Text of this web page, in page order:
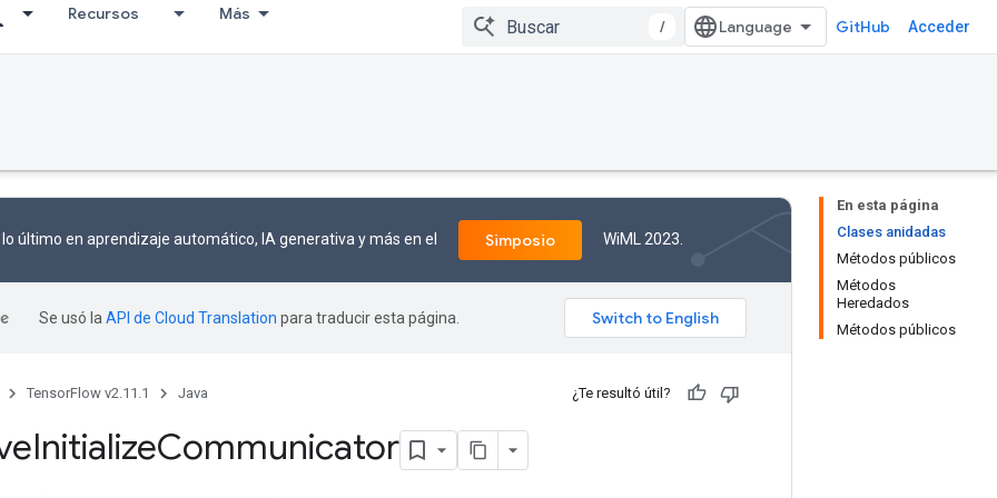
Recursos Más
/ GitHub Acceder
En esta página
Clases anidadas
Métodos públicos
Métodos
Heredados
Métodos públicos
último en aprendizaje automático, IA generativa y más en el Simposio WiML 2023.
Se usó la API de Cloud Translation para traducir esta página.
TensorFlow v2.11.1 Java ¿Te resultó útil?
InitializeCommunicator